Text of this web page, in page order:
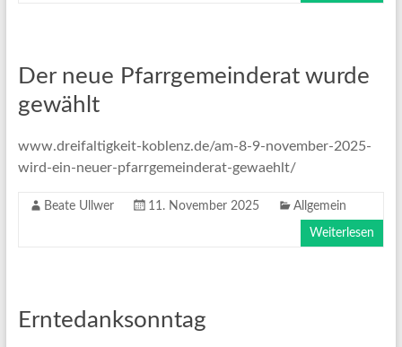
Der neue Pfarrgemeinderat wurde
gewählt
www.dreifaltigkeit-koblenz.de/am-8-9-november-2025-
wird-ein-neuer-pfarrgemeinderat-gewaehlt/
Beate Ullwer 11. November 2025 Allgemein
Weiterlesen
Erntedanksonntag